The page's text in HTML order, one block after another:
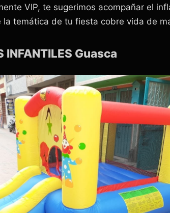
VIP, te sugerimos acompañar el
la temática de tu fiesta cobre vida de
INFANTILES Guasca